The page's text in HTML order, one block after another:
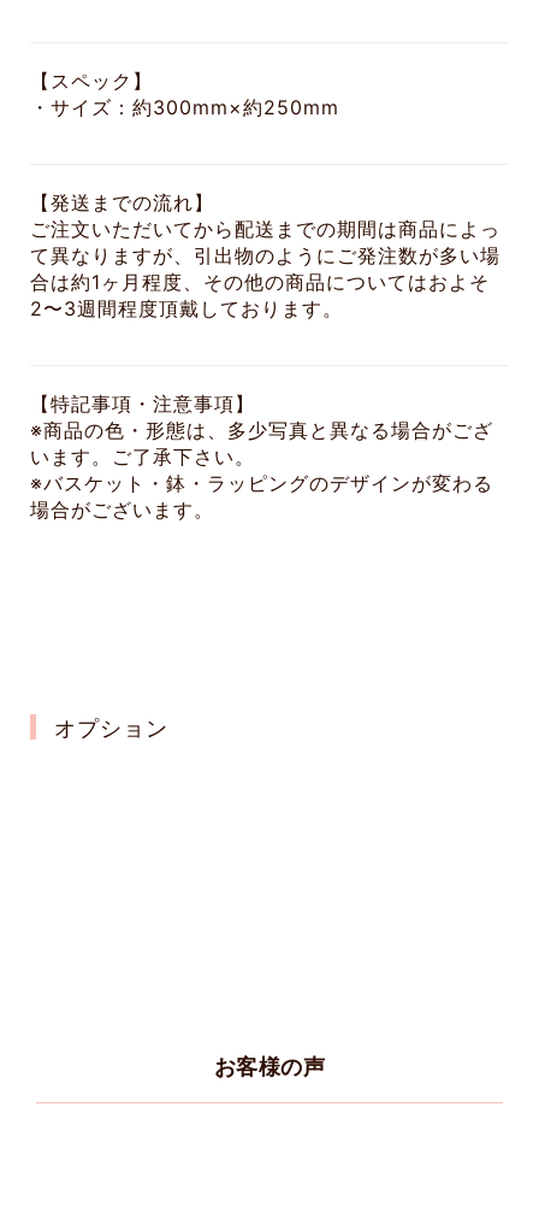
【スペック】
・サイズ：約300mm×約250mm
【発送までの流れ】
ご注文いただいてから配送までの期間は商品によっ
て異なりますが、引出物のようにご発注数が多い場
合は約1ヶ月程度、その他の商品についてはおよそ
2〜3週間程度頂戴しております。
【特記事項・注意事項】
※商品の色・形態は、多少写真と異なる場合がござ
います。ご了承下さい。
※バスケット・鉢・ラッピングのデザインが変わる
場合がございます。
オプション
お客様の声